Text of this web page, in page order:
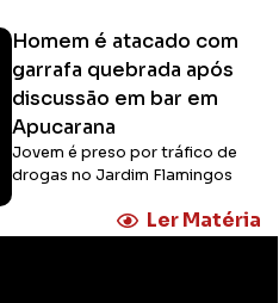
Homem é atacado com
garrafa quebrada após
discussão em bar em
Apucarana
Jovem é preso por tráfico de
drogas no Jardim Flamingos
Ler Matéria